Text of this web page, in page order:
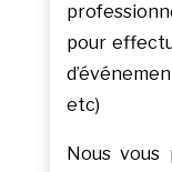
pour
etc)
Nous vous